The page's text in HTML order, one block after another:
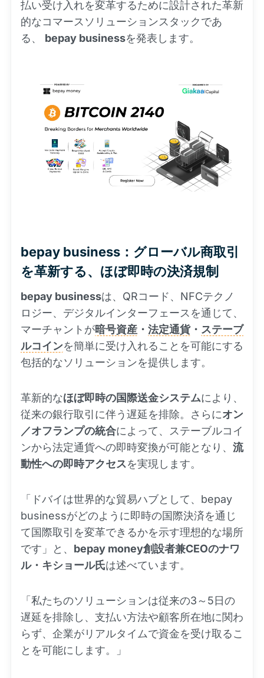
払い受け入れを変革するために設計された革新
的なコマースソリューションスタックであ
る、 bepay businessを発表します。
bepay business：グローバル商取引
を革新する、ほぼ即時の決済規制
bepay businessは、QRコード、NFCテクノ
ロジー、デジタルインターフェースを通じて、
マーチャントが暗号資産 ・ 法定通貨・ ステーブ
ルコインを簡単に受け入れることを可能にする
包括的なソリューションを提供します。
革新的なほぼ即時の国際送金システムにより、
従来の銀行取引に伴う遅延を排除。さらにオン
／オフランプの統合によって、ステーブルコイ
ンから法定通貨への即時変換が可能となり、 流
動性への即時アクセスを実現します。
「ドバイは世界的な貿易ハブとして、bepay
businessがどのように即時の国際決済を通じ
て国際取引を変革できるかを示す理想的な場所
です」と、 bepay money創設者兼CEOのナワ
ル・キショール氏は述べています。
「私たちのソリューションは従来の3～5日の
遅延を排除し、支払い方法や顧客所在地に関わ
らず、企業がリアルタイムで資金を受け取るこ
とを可能にします。」